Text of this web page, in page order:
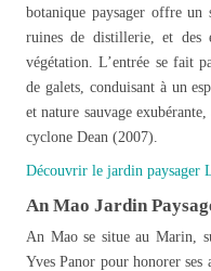
botanique paysager offre un
ruines de distillerie, et des
végétation. L’entrée se fait
de galets, conduisant à un
et nature sauvage
cyclone Dean (2007).
Découvrir le jardin paysager
An Mao Jardin
An Mao se situe au Marin,
Yves Panor pour honorer